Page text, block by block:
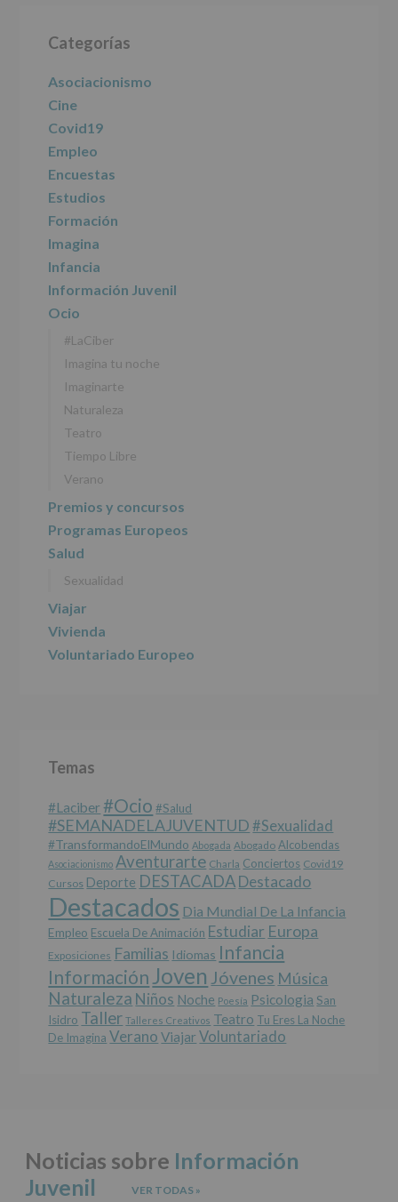
las
características
tratamiento
de
datos
personales
INFORMACIÓN
SOBRE
PROTECCIÓN
DE
DATOS
(REGLAMENTO
EUROPEO
2016/679
27
abril
de
2016)
AYUNTAMIENTO
DE
Finalidad
Información
actividades
y
programas
para
Legitimación
Consentimiento
interesado
se
datos
a
terceros,
salvo
obligación
legal.
Derechos:
De
acceso,
rectificación,
supresión,
así
como
otros
derechos,
según
Información
adicional
Puede
lateral
principal
Categorías
Asociacionismo
Cine
Covid19
Empleo
Encuestas
Estudios
Formación
Imagina
Infancia
Información Juvenil
Ocio
#LaCiber
Imagina tu noche
Imaginarte
Naturaleza
Teatro
Tiempo Libre
Verano
Premios y concursos
Programas Europeos
Salud
Sexualidad
Viajar
Vivienda
Voluntariado Europeo
Temas
#laciber#Ocio #salud
#SEMANADELAJUVENTUD #sexualidad
#TransformandoElMundo Abogada Abogado Alcobendas
Asociacionismo Aventurarte Charla Conciertos Covid19
Cursos Deporte DESTACADADestacado
Destacados Dia Mundial De La Infancia
Empleo Escuela De Animación Estudiar Europa
Exposiciones Familias Idiomas Infancia
Información Joven Jóvenes Música
Naturaleza Niños Noche Poesía Psicologia San
Isidro Taller Talleres Creativos Teatro Tu Eres La Noche
De Imagina Verano Viajar Voluntariado
Noticias sobre Información
Juvenil
VER TODAS »